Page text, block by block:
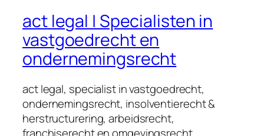
act legal | Specialisten in
vastgoedrecht en
ondernemingsrecht
act legal, specialist in vastgoedrecht,
ondernemingsrecht, insolventierecht &
herstructurering, arbeidsrecht,